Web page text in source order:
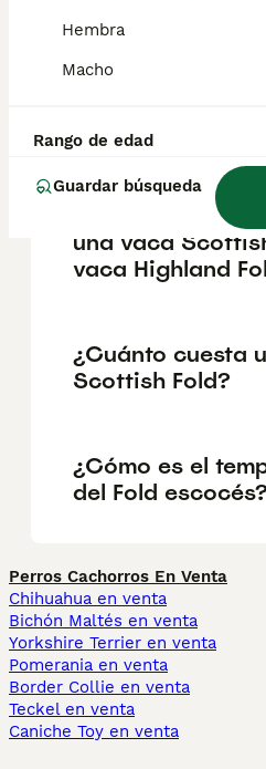
Hembra
Macho
Rango de edad
Guardar búsqueda
geográfica. Es
salud y el bienestar de
decisión.
¿Cuál es la
una vaca
vaca Highland
¿Cuánto cuesta
Scottish Fold?
¿Cómo es el
del Fold escocés?
Perros Cachorros En Venta
Chihuahua en venta
Bichón Maltés en venta
Yorkshire Terrier en venta
Pomerania en venta
Border Collie en venta
Teckel en venta
Caniche Toy en venta